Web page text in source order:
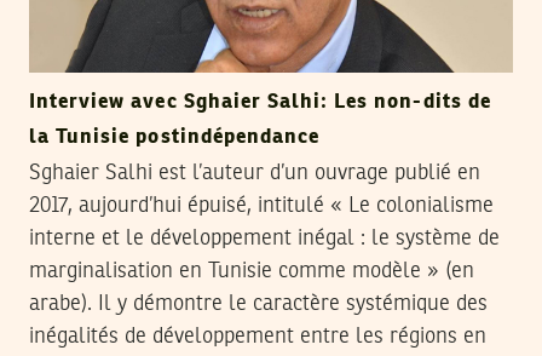
Interview avec Sghaier Salhi: Les non-dits de
la Tunisie postindépendance
Sghaier Salhi est l’auteur d’un ouvrage publié en
2017, aujourd’hui épuisé, intitulé « Le colonialisme
interne et le développement inégal : le système de
marginalisation en Tunisie comme modèle » (en
arabe). Il y démontre le caractère systémique des
inégalités de développement entre les régions en